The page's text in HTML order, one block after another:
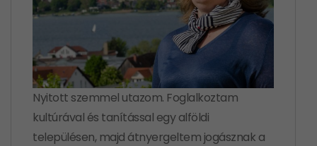
Nyitott szemmel utazom. Foglalkoztam
kultúrával és tanítással egy alföldi
településen, majd átnyergeltem jogásznak a